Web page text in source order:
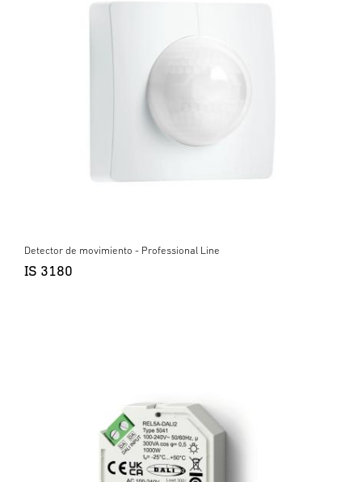
Detector de movimiento - Professional Line
IS 3180